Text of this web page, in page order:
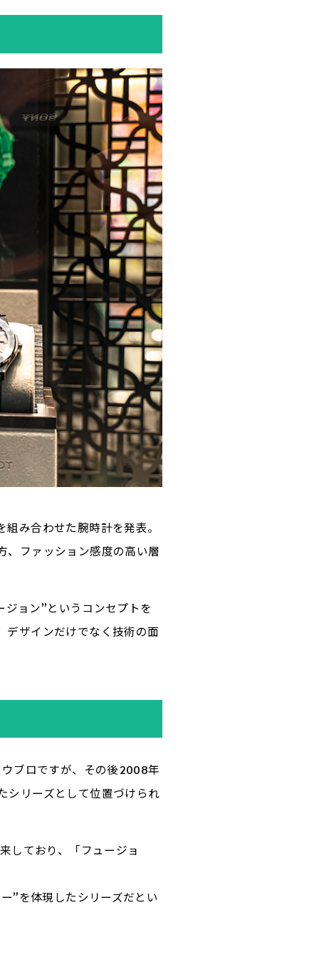
み合わせた腕時計を発表。
、ファッション感度の高い層
ョン”というコンセプトを
デザインだけでなく技術の面
ブロですが、その後2008年
シリーズとして位置づけられ
しており、「フュージョ
”を体現したシリーズだとい